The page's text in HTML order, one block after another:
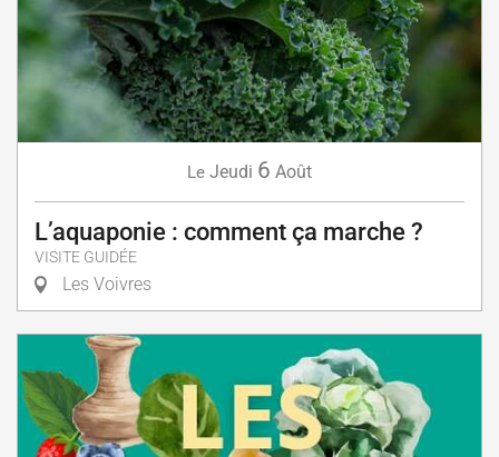
Le Jeudi 6 Août
L’aquaponie : comment ça marche ?
VISITE GUIDÉE
Les Voivres